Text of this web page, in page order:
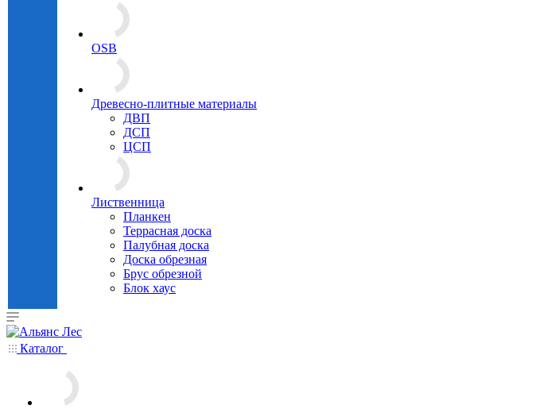
OSB
Древесно-плитные материалы
ДВП
ДСП
ЦСП
Лиственница
Планкен
Террасная доска
Палубная доска
Доска обрезная
Брус обрезной
Блок хаус
Каталог